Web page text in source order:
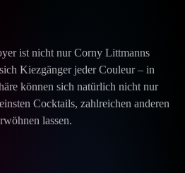
ist nicht nur Corny Littmanns
Kiezgänger jeder Couleur – in
können sich natürlich nicht nur
Cocktails, zahlreichen anderen
lassen.